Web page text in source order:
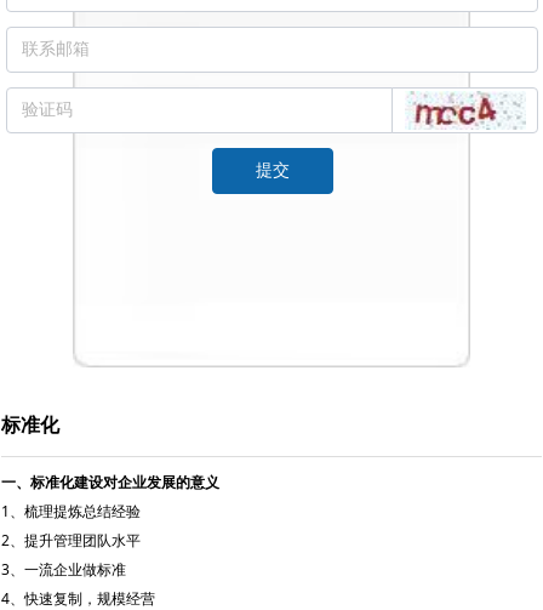
提交
标准化
一、标准化建设对企业发展的意义
1、梳理提炼总结经验
2、提升管理团队水平
3、一流企业做标准
4、快速复制，规模经营